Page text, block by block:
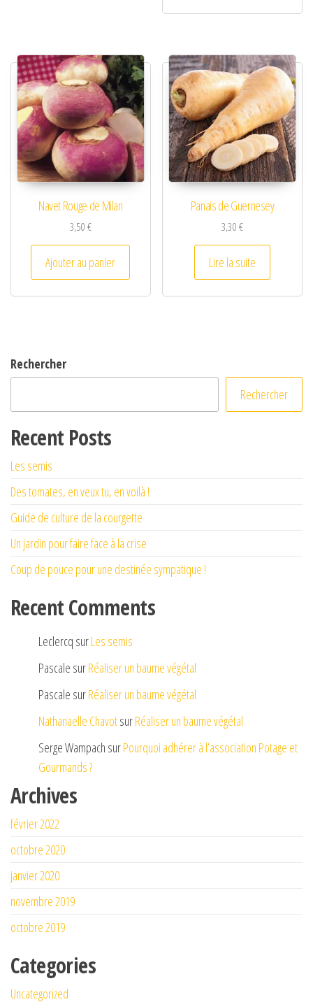
Navet Rouge de Milan
3,50€
Ajouter au panier
Panais de Guernesey
3,30€
Lire la suite
Rechercher
Rechercher
Recent Posts
Les semis
Des tomates, en veux tu, en voilà !
Guide de culture de la courgette
Un jardin pour faire face à la crise
Coup de pouce pour une destinée sympatique !
Recent Comments
Leclercq surLes semis
Pascale surRéaliser un baume végétal
Pascale surRéaliser un baume végétal
Nathanaelle ChavotsurRéaliser un baume végétal
Serge Wampach surPourquoi adhérer à l’association Potage et
Gourmands ?
Archives
février 2022
octobre 2020
janvier 2020
novembre 2019
octobre 2019
Categories
Uncategorized